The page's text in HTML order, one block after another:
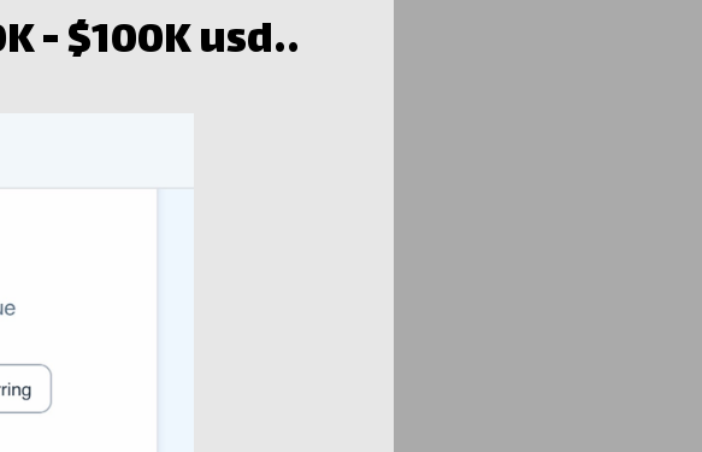
- $100K usd..